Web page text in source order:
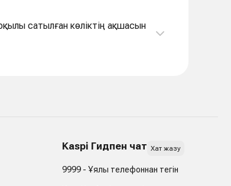
сатылған көліктің ақшасын
Kaspi Гидпен чат Хат жазу
9999 - Ұялы телефоннан тегін